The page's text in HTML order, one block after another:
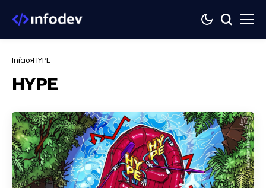
Início HYPE
HYPE